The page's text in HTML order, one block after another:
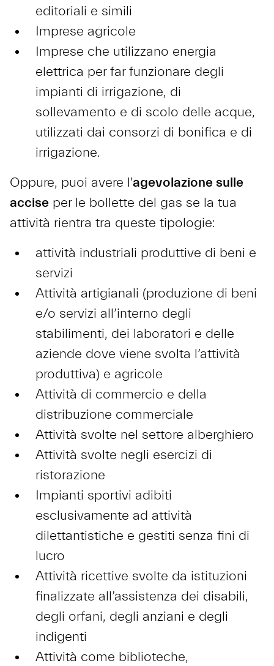
editoriali e simili
Imprese agricole
Imprese che utilizzano energia
elettrica per far funzionare degli
impianti di irrigazione, di
sollevamento e di scolo delle acque,
utilizzati dai consorzi di bonifica e di
irrigazione.
Oppure, puoi avere l'agevolazione sulle
accise per le bollette del gas se la tua
attività rientra tra queste tipologie:
attività industriali produttive di beni e
servizi
Attività artigianali (produzione di beni
e/o servizi all’interno degli
stabilimenti, dei laboratori e delle
aziende dove viene svolta l’attività
produttiva) e agricole
Attività di commercio e della
distribuzione commerciale
Attività svolte nel settore alberghiero
Attività svolte negli esercizi di
ristorazione
Impianti sportivi adibiti
esclusivamente ad attività
dilettantistiche e gestiti senza fini di
lucro
Attività ricettive svolte da istituzioni
finalizzate all’assistenza dei disabili,
degli orfani, degli anziani e degli
indigenti
Attività come biblioteche,